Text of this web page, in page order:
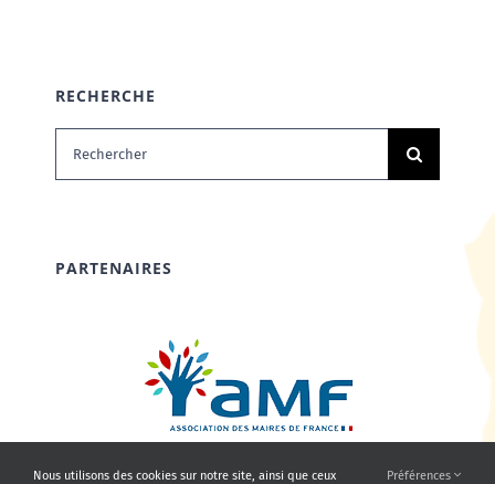
RECHERCHE
Rechercher:
PARTENAIRES
Nous utilisons des cookies sur notre site, ainsi que ceux Préférences